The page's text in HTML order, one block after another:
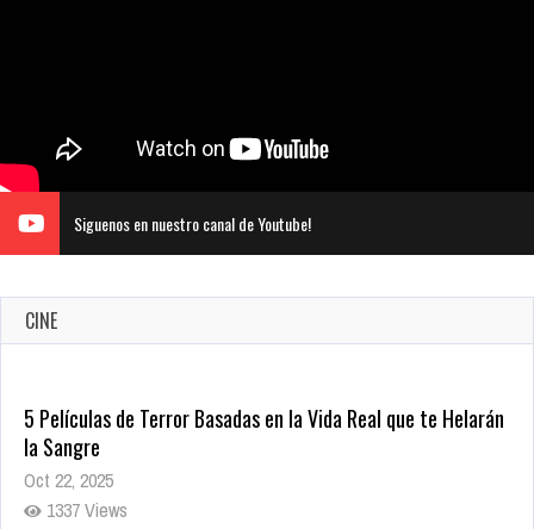
Siguenos en nuestro canal de Youtube!
CINE
5 Películas de Terror Basadas en la Vida Real que te Helarán
la Sangre
Oct 22, 2025
1337 Views